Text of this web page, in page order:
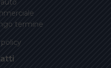
termine